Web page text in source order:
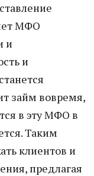
МФО
и
и
займ вовремя,
в эту МФО в
Таким
клиентов и
предлагая